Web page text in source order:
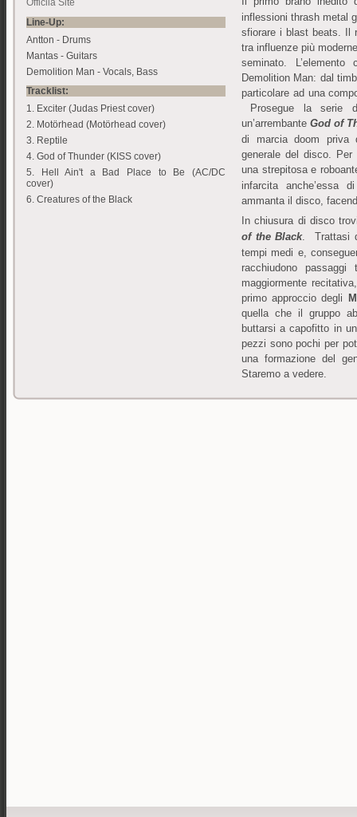
Officila Site
Line-Up:
Antton - Drums
Mantas - Guitars
Demolition Man - Vocals, Bass
Tracklist:
1. Exciter (Judas Priest cover)
2. Motörhead (Motörhead cover)
3. Reptile
4. God of Thunder (KISS cover)
5. Hell Ain't a Bad Place to Be (AC/DC
cover)
6. Creatures of the Black
inflessioni thrash metal
sfiorare i blast beats. Il
tra influenze più
seminato.
Demolition Man: dal
particolare ad una
Prosegue la serie
un’arrembante God of
di marcia doom priva
generale del disco.
una strepitosa e
infarcita anche’essa
ammanta il disco,
In chiusura di disco
of the Black. Trattasi
tempi medi e,
racchiudono
maggiormente
primo approccio degli
quella che il gruppo
buttarsi a capofitto in
pezzi sono pochi per
una formazione del
Staremo a vedere.